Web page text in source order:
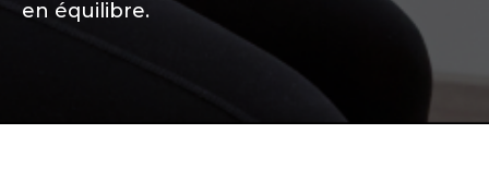
en équilibre.